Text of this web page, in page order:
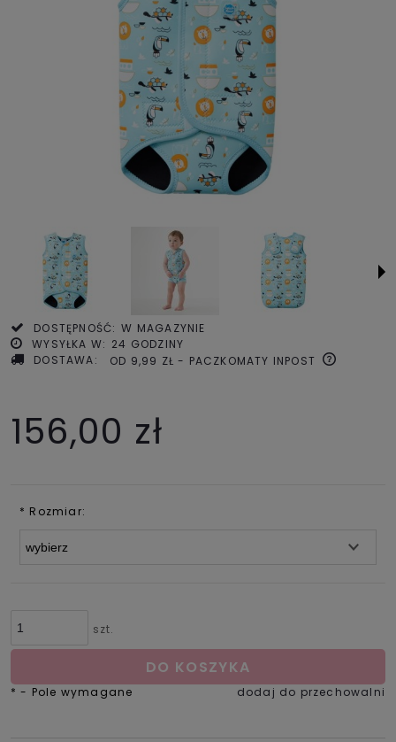
DOSTĘPNOŚĆ: W MAGAZYNIE
WYSYŁKA W: 24 GODZINY
DOSTAWA:
OD 9,99 ZŁ - PACZKOMATY INPOST
156,00 zł
* Rozmiar:
szt.
DO KOSZYKA
dodaj do przechowalni
* - Pole wymagane